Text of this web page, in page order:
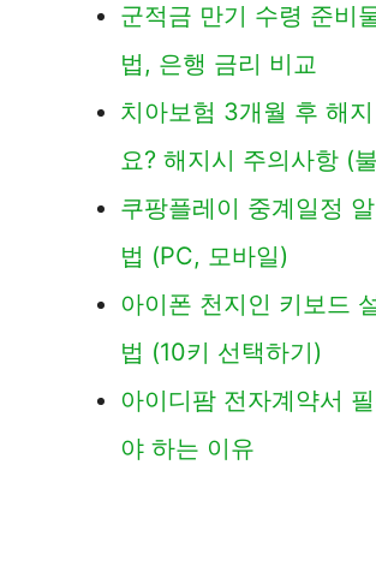
군적금 만기 수령 준비
법, 은행 금리 비교
치아보험 3개월 후 해
요? 해지시 주의사항 (
쿠팡플레이 중계일정
법 (PC, 모바일)
아이폰 천지인 키보드
법 (10키 선택하기)
아이디팜 전자계약서
야 하는 이유